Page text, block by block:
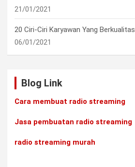
21/01/2021
20 Ciri-Ciri Karyawan Yang Berkualitas
06/01/2021
Blog Link
Cara membuat radio streaming
Jasa pembuatan radio streaming
radio streaming murah